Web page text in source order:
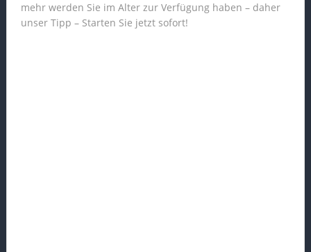
mehr werden Sie im Alter zur Verfügung haben – daher
unser Tipp – Starten Sie jetzt sofort!